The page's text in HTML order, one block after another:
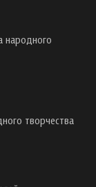
народного
творчества